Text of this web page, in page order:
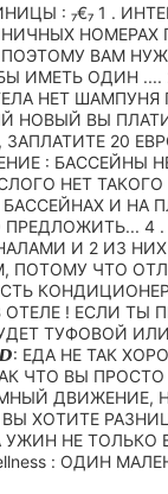
: ₇€₇ 1 .
НОМЕРАХ
ПОЭТОМУ ВАМ
ИМЕТЬ ОДИН ....
НЕТ
НОВЫЙ ВЫ
20
: БАССЕЙНЫ
НЕТ
И НА
4 .
И 2 ИЗ
ПОТОМУ ЧТО
! ЕСЛИ ТЫ
ТУФОВОЙ
ЕДА НЕ ТАК
ЧТО ВЫ ПРОСТО
ДВИЖЕНИЕ,
ХОТИТЕ
УЖИН НЕ
: ОДИН